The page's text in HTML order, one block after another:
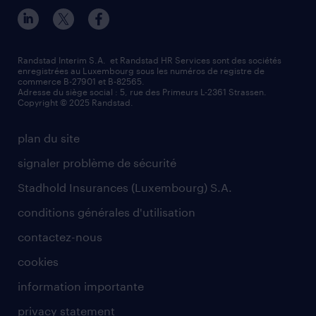
tout savoir sur l'intérim
recherche de personnel
demander à être contacté
mag RH
Strassen
Wiltz
notre histoire
responsabilité
valeurs et mission
information importante
randstad dans le monde
plan du site
signaler problème de sécurité
Stadhold Insurances (Luxembourg) S.A.
conditions générales d'utilisation
contactez-nous
cookies
information importante
privacy statement
Randstad Interim S.A. et Randstad HR Services sont des sociétés
enregistrées au Luxembourg sous les numéros de registre de
commerce B-27901 et B-82565.
Adresse du siège social : 5, rue des Primeurs L-2361 Strassen.
Copyright © 2025 Randstad.